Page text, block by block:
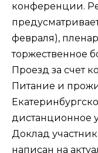
конференции.
февраля),
торжественное
Проезд за счет
Питание и
дистанционное
Доклад
написан на